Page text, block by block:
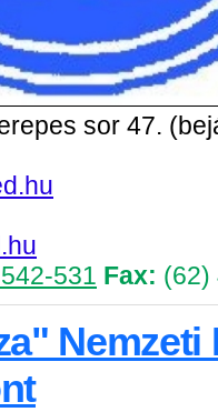
sor 47.
531 Fax: (62)
Nemzeti